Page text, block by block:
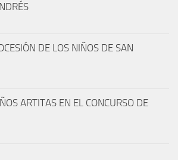
DE LOS NIÑOS DE SAN
ARTITAS EN EL CONCURSO DE